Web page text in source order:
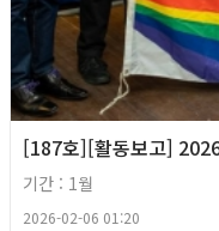
[187호][활동보고]
기간 : 1월
2026-02-06 01:20